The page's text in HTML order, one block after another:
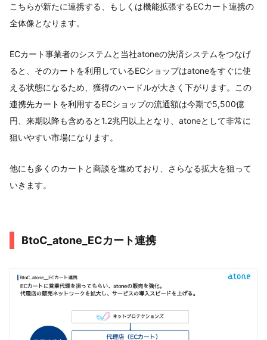
こちらが新たに連携する、もしくは機能拡張するECカート連携の
全体像となります。
ECカート事業者のシステムと当社atoneの決済システムをつなげ
ると、そのカートを利用しているECショップはatoneをすぐに使
える状態になるため、獲得のハードルが大きく下がります。この
連携先カートを利用するECショップの流通額は今期で5,500億
円、来期以降も含めると1.2兆円以上となり、atoneとして非常に
狙いやすい市場になります。
他にも多くのカートと商談を進めており、さらなる拡大を狙って
いきます。
BtoC_atone_ECカート連携